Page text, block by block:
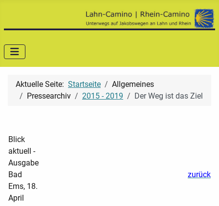
Aktuelle Seite: Startseite
Allgemeines
Pressearchiv
2015 - 2019 Der Weg ist das Ziel
Blick
aktuell -
Ausgabe
Bad
Ems, 18.
April
zurück